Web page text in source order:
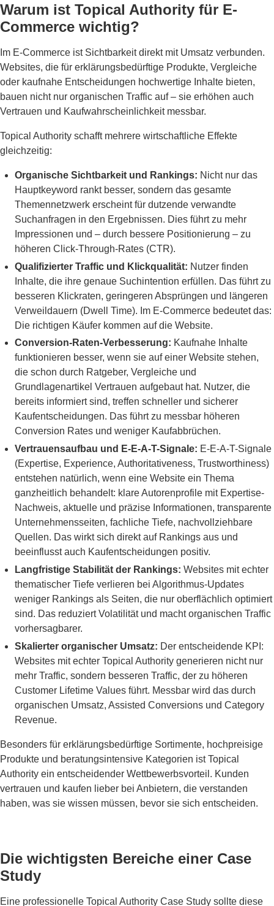
Warum ist Topical Authority für E-
Commerce wichtig?
Im E-Commerce ist Sichtbarkeit direkt mit Umsatz verbunden.
Websites, die für erklärungsbedürftige Produkte, Vergleiche
oder kaufnahe Entscheidungen hochwertige Inhalte bieten,
bauen nicht nur organischen Traffic auf – sie erhöhen auch
Vertrauen und Kaufwahrscheinlichkeit messbar.
Topical Authority schafft mehrere wirtschaftliche Effekte
gleichzeitig:
Organische Sichtbarkeit und Rankings: Nicht nur das
Hauptkeyword rankt besser, sondern das gesamte
Themennetzwerk erscheint für dutzende verwandte
Suchanfragen in den Ergebnissen. Dies führt zu mehr
Impressionen und – durch bessere Positionierung – zu
höheren Click-Through-Rates (CTR).
Qualifizierter Traffic und Klickqualität: Nutzer finden
Inhalte, die ihre genaue Suchintention erfüllen. Das führt zu
besseren Klickraten, geringeren Absprüngen und längeren
Verweildauern (Dwell Time). Im E-Commerce bedeutet das:
Die richtigen Käufer kommen auf die Website.
Conversion-Raten-Verbesserung: Kaufnahe Inhalte
funktionieren besser, wenn sie auf einer Website stehen,
die schon durch Ratgeber, Vergleiche und
Grundlagenartikel Vertrauen aufgebaut hat. Nutzer, die
bereits informiert sind, treffen schneller und sicherer
Kaufentscheidungen. Das führt zu messbar höheren
Conversion Rates und weniger Kaufabbrüchen.
Vertrauensaufbau und E-E-A-T-Signale: E-E-A-T-Signale
(Expertise, Experience, Authoritativeness, Trustworthiness)
entstehen natürlich, wenn eine Website ein Thema
ganzheitlich behandelt: klare Autorenprofile mit Expertise-
Nachweis, aktuelle und präzise Informationen, transparente
Unternehmensseiten, fachliche Tiefe, nachvollziehbare
Quellen. Das wirkt sich direkt auf Rankings aus und
beeinflusst auch Kaufentscheidungen positiv.
Langfristige Stabilität der Rankings: Websites mit echter
thematischer Tiefe verlieren bei Algorithmus-Updates
weniger Rankings als Seiten, die nur oberflächlich optimiert
sind. Das reduziert Volatilität und macht organischen Traffic
vorhersagbarer.
Skalierter organischer Umsatz: Der entscheidende KPI:
Websites mit echter Topical Authority generieren nicht nur
mehr Traffic, sondern besseren Traffic, der zu höheren
Customer Lifetime Values führt. Messbar wird das durch
organischen Umsatz, Assisted Conversions und Category
Revenue.
Besonders für erklärungsbedürftige Sortimente, hochpreisige
Produkte und beratungsintensive Kategorien ist Topical
Authority ein entscheidender Wettbewerbsvorteil. Kunden
vertrauen und kaufen lieber bei Anbietern, die verstanden
haben, was sie wissen müssen, bevor sie sich entscheiden.
Die wichtigsten Bereiche einer Case
Study
Eine professionelle Topical Authority Case Study sollte diese